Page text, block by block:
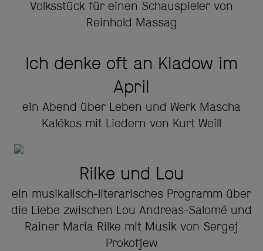
Volksstück für einen Schauspieler von
Reinhold Massag
Ich denke oft an Kladow im
April
ein Abend über Leben und Werk Mascha
Kalékos mit Liedern von Kurt Weill
Rilke und Lou
ein musikalisch-literarisches Programm über
die Liebe zwischen Lou Andreas-Salomé und
Rainer Maria Rilke mit Musik von Sergej
Prokofjew